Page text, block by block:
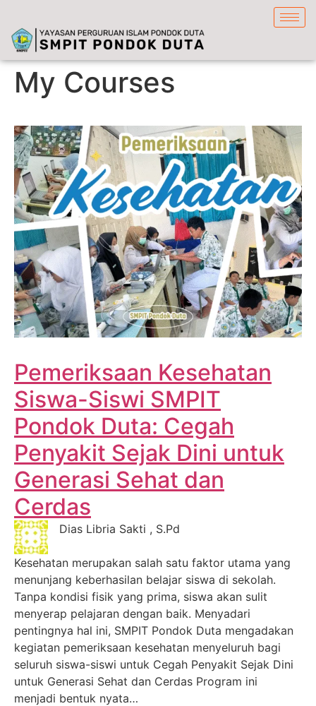
My Courses
Pemeriksaan Kesehatan
Siswa-Siswi SMPIT
Pondok Duta: Cegah
Penyakit Sejak Dini untuk
Generasi Sehat dan
Cerdas
Dias Libria Sakti , S.Pd
Kesehatan merupakan salah satu faktor utama yang
menunjang keberhasilan belajar siswa di sekolah.
Tanpa kondisi fisik yang prima, siswa akan sulit
menyerap pelajaran dengan baik. Menyadari
pentingnya hal ini, SMPIT Pondok Duta mengadakan
kegiatan pemeriksaan kesehatan menyeluruh bagi
seluruh siswa-siswi untuk Cegah Penyakit Sejak Dini
untuk Generasi Sehat dan Cerdas Program ini
menjadi bentuk nyata…